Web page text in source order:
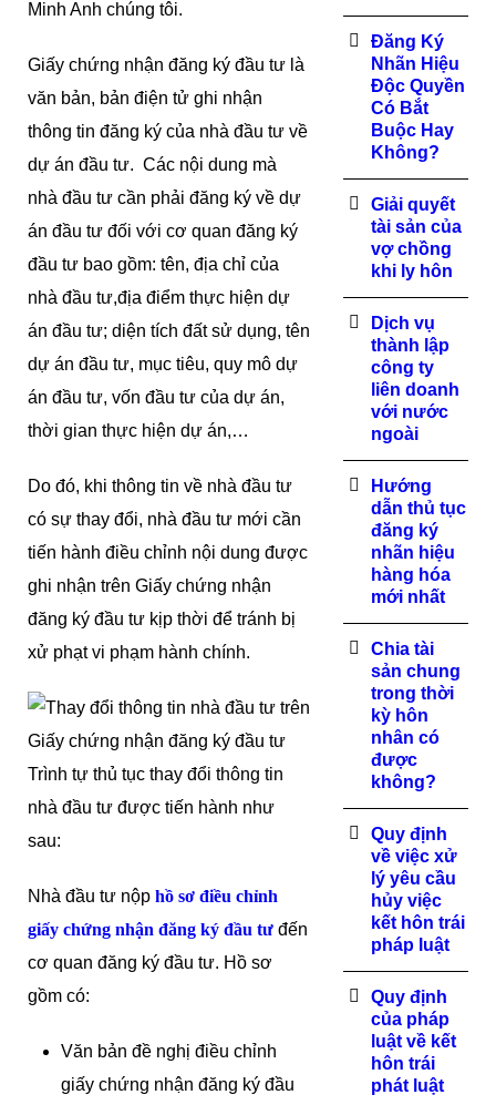
Minh Anh chúng tôi.
Giấy chứng nhận đăng ký đầu tư là
văn bản, bản điện tử ghi nhận
thông tin đăng ký của nhà đầu tư về
dự án đầu tư. Các nội dung mà
nhà đầu tư cần phải đăng ký về dự
án đầu tư đối với cơ quan đăng ký
đầu tư bao gồm: tên, địa chỉ của
nhà đầu tư,địa điểm thực hiện dự
án đầu tư; diện tích đất sử dụng, tên
dự án đầu tư, mục tiêu, quy mô dự
án đầu tư, vốn đầu tư của dự án,
thời gian thực hiện dự án,…
Do đó, khi thông tin về nhà đầu tư
có sự thay đổi, nhà đầu tư mới cần
tiến hành điều chỉnh nội dung được
ghi nhận trên Giấy chứng nhận
đăng ký đầu tư kịp thời để tránh bị
xử phạt vi phạm hành chính.
Trình tự thủ tục thay đổi thông tin
nhà đầu tư được tiến hành như
sau:
Nhà đầu tư nộp hồ sơ điều chỉnh
giấy chứng nhận đăng ký đầu tư đến
cơ quan đăng ký đầu tư. Hồ sơ
gồm có:
Văn bản đề nghị điều chỉnh
giấy chứng nhận đăng ký đầu
Đăng Ký
Nhãn Hiệu
Độc Quyền
Có Bắt
Buộc Hay
Không?
Giải quyết
tài sản của
vợ chồng
khi ly hôn
Dịch vụ
thành lập
công ty
liên doanh
với nước
ngoài
Hướng
dẫn thủ tục
đăng ký
nhãn hiệu
hàng hóa
mới nhất
Chia tài
sản chung
trong thời
kỳ hôn
nhân có
được
không?
Quy định
về việc xử
lý yêu cầu
hủy việc
kết hôn trái
pháp luật
Quy định
của pháp
luật về kết
hôn trái
phát luật